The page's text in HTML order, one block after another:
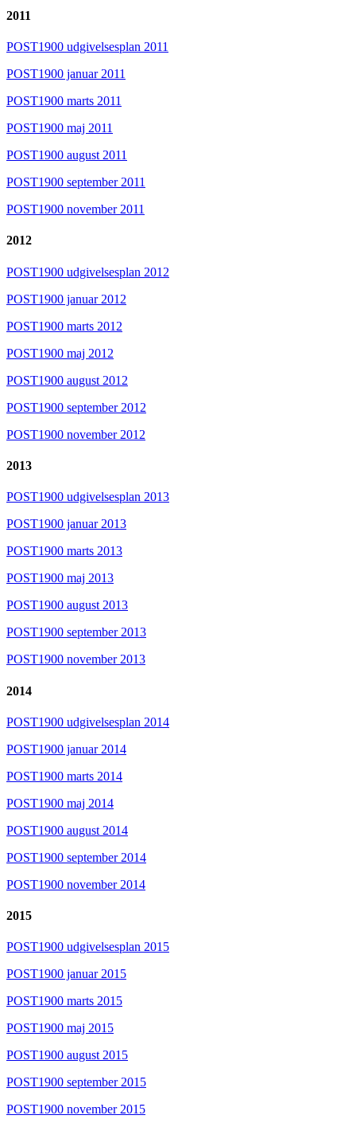
2011
POST1900 udgivelsesplan 2011
POST1900 januar 2011
POST1900 marts 2011
POST1900 maj 2011
POST1900 august 2011
POST1900 september 2011
POST1900 november 2011
2012
POST1900 udgivelsesplan 2012
POST1900 januar 2012
POST1900 marts 2012
POST1900 maj 2012
POST1900 august 2012
POST1900 september 2012
POST1900 november 2012
2013
POST1900 udgivelsesplan 2013
POST1900 januar 2013
POST1900 marts 2013
POST1900 maj 2013
POST1900 august 2013
POST1900 september 2013
POST1900 november 2013
2014
POST1900 udgivelsesplan 2014
POST1900 januar 2014
POST1900 marts 2014
POST1900 maj 2014
POST1900 august 2014
POST1900 september 2014
POST1900 november 2014
2015
POST1900 udgivelsesplan 2015
POST1900 januar 2015
POST1900 marts 2015
POST1900 maj 2015
POST1900 august 2015
POST1900 september 2015
POST1900 november 2015